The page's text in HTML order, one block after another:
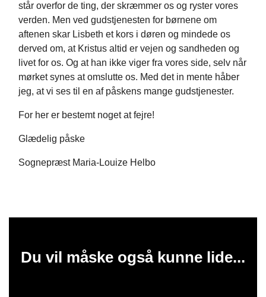
står overfor de ting, der skræmmer os og ryster vores
verden. Men ved gudstjenesten for børnene om
aftenen skar Lisbeth et kors i døren og mindede os
derved om, at Kristus altid er vejen og sandheden og
livet for os. Og at han ikke viger fra vores side, selv når
mørket synes at omslutte os. Med det in mente håber
jeg, at vi ses til en af påskens mange gudstjenester.
For her er bestemt noget at fejre!
Glædelig påske
Sognepræst Maria-Louize Helbo
Du vil måske også kunne lide...